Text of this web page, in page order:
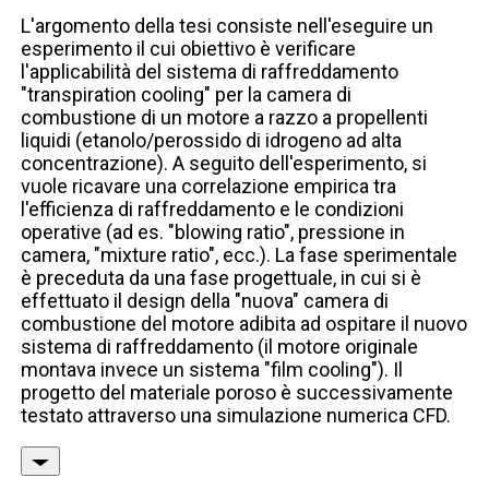
L'argomento della tesi consiste nell'eseguire un
esperimento il cui obiettivo è verificare
l'applicabilità del sistema di raffreddamento
"transpiration cooling" per la camera di
combustione di un motore a razzo a propellenti
liquidi (etanolo/perossido di idrogeno ad alta
concentrazione). A seguito dell'esperimento, si
vuole ricavare una correlazione empirica tra
l'efficienza di raffreddamento e le condizioni
operative (ad es. "blowing ratio", pressione in
camera, "mixture ratio", ecc.). La fase sperimentale
è preceduta da una fase progettuale, in cui si è
effettuato il design della "nuova" camera di
combustione del motore adibita ad ospitare il nuovo
sistema di raffreddamento (il motore originale
montava invece un sistema "film cooling"). Il
progetto del materiale poroso è successivamente
testato attraverso una simulazione numerica CFD.